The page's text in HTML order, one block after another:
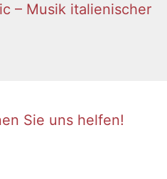
– Musik italienischer
Sie uns helfen!